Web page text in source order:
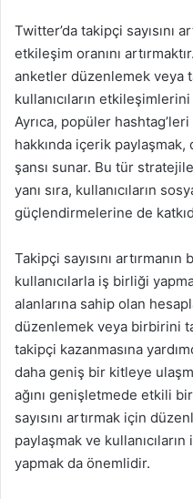
Twitter’da takipçi sayısını
etkileşim oranını
anketler düzenlemek veya
kullanıcıların
Ayrıca, popüler
hakkında içerik paylaşmak,
şansı sunar. Bu tür
yanı sıra, kullanıcıların
güçlendirmelerine de
Takipçi sayısını
kullanıcılarla iş birliği
alanlarına sahip olan
düzenlemek veya birbirini
takipçi kazanmasına
daha geniş bir kitleye
ağını genişletmede etkili
sayısını artırmak için
paylaşmak ve
yapmak da önemlidir.